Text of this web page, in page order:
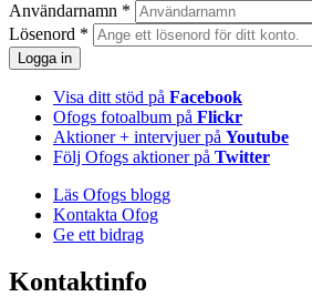
Användarnamn *
Lösenord *
Visa ditt stöd på Facebook
Ofogs fotoalbum på Flickr
Aktioner + intervjuer på Youtube
Följ Ofogs aktioner på Twitter
Läs Ofogs blogg
Kontakta Ofog
Ge ett bidrag
Kontaktinfo